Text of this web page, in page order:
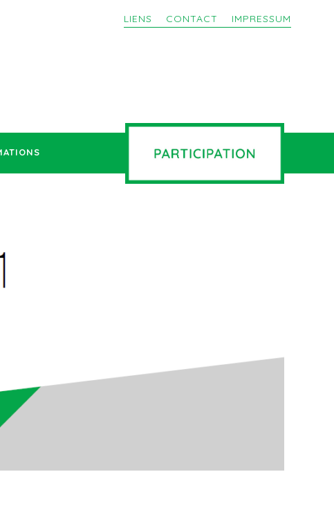
LIENS CONTACT IMPRESSUM